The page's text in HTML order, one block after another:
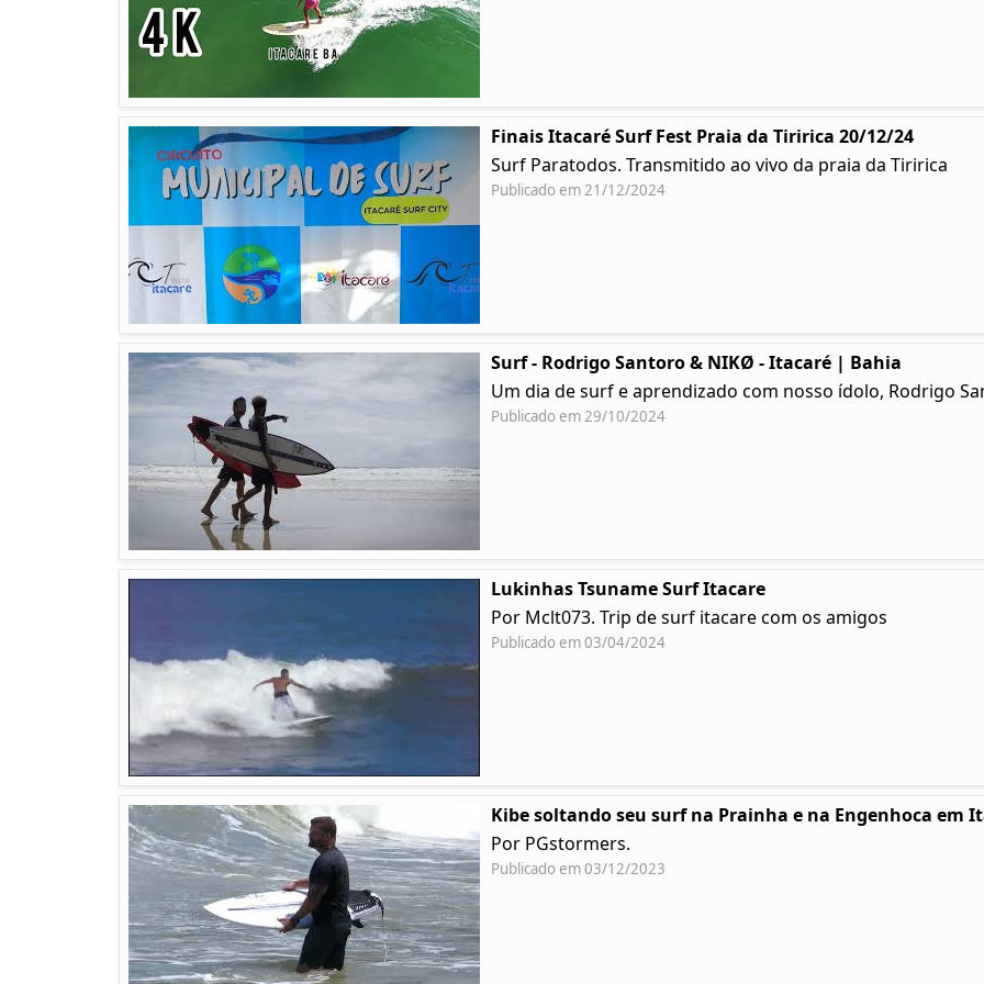
Finais Itacaré Surf Fest Praia da Tiririca 20/12/24
Surf Paratodos. Transmitido ao vivo da praia da Tiririca
Publicado em 21/12/2024
Surf - Rodrigo Santoro & NIKØ - Itacaré | Bahia
Um dia de surf e aprendizado com nosso ídolo, Rodrigo
Publicado em 29/10/2024
Lukinhas Tsuname Surf Itacare
Por Mclt073. Trip de surf itacare com os amigos
Publicado em 03/04/2024
Kibe soltando seu surf na Prainha e na Engenhoca em
Por PGstormers.
Publicado em 03/12/2023